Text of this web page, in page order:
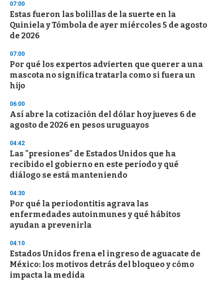
d
s
o
f
3
s
e
c
o
n
07:00
Estas fueron las bolillas de la suerte en la
Quiniela y Tómbola de ayer miércoles 5 de agosto
de 2026
07:00
Por qué los expertos advierten que querer a una
mascota no significa tratarla como si fuera un
hijo
06:00
Así abre la cotización del dólar hoy jueves 6 de
agosto de 2026 en pesos uruguayos
04:42
Las "presiones" de Estados Unidos que ha
recibido el gobierno en este período y qué
diálogo se está manteniendo
04:30
Por qué la periodontitis agrava las
enfermedades autoinmunes y qué hábitos
ayudan a prevenirla
04:10
Estados Unidos frena el ingreso de aguacate de
México: los motivos detrás del bloqueo y cómo
impacta la medida